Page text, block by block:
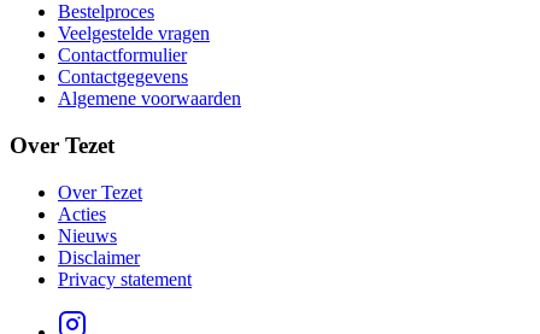
Bestelproces
Veelgestelde vragen
Contactformulier
Contactgegevens
Algemene voorwaarden
Over Tezet
Over Tezet
Acties
Nieuws
Disclaimer
Privacy statement